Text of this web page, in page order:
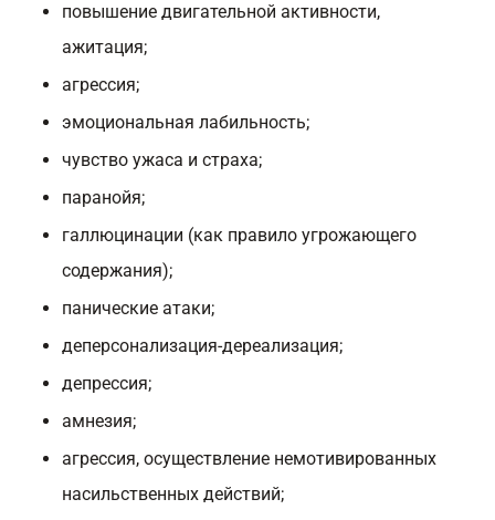
повышение двигательной активности,
ажитация;
агрессия;
эмоциональная лабильность;
чувство ужаса и страха;
паранойя;
галлюцинации (как правило угрожающего
содержания);
панические атаки;
деперсонализация-дереализация;
депрессия;
амнезия;
агрессия, осуществление немотивированных
насильственных действий;